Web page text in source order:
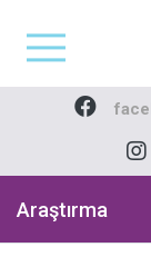
Araştırma